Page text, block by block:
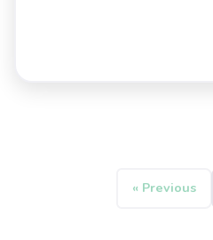
« Previous